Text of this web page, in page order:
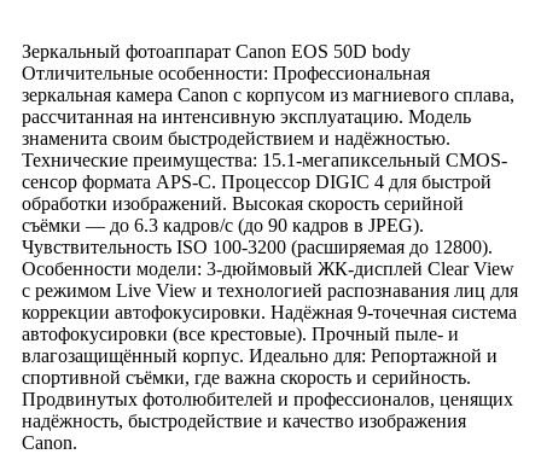
Зеркальный фотоаппарат Canon EOS 50D body
Отличительные особенности: Профессиональная
зеркальная камера Canon с корпусом из магниевого сплава,
рассчитанная на интенсивную эксплуатацию. Модель
знаменита своим быстродействием и надёжностью.
Технические преимущества: 15.1-мегапиксельный CMOS-
сенсор формата APS-C. Процессор DIGIC 4 для быстрой
обработки изображений. Высокая скорость серийной
съёмки — до 6.3 кадров/с (до 90 кадров в JPEG).
Чувствительность ISO 100-3200 (расширяемая до 12800).
Особенности модели: 3-дюймовый ЖК-дисплей Clear View
с режимом Live View и технологией распознавания лиц для
коррекции автофокусировки. Надёжная 9-точечная система
автофокусировки (все крестовые). Прочный пыле- и
влагозащищённый корпус. Идеально для: Репортажной и
спортивной съёмки, где важна скорость и серийность.
Продвинутых фотолюбителей и профессионалов, ценящих
надёжность, быстродействие и качество изображения
Canon.